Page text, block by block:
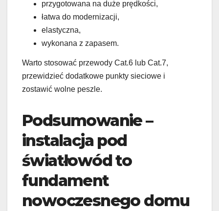
przygotowana na duże prędkości,
łatwa do modernizacji,
elastyczna,
wykonana z zapasem.
Warto stosować przewody Cat.6 lub Cat.7,
przewidzieć dodatkowe punkty sieciowe i
zostawić wolne peszle.
Podsumowanie –
instalacja pod
światłowód to
fundament
nowoczesnego domu